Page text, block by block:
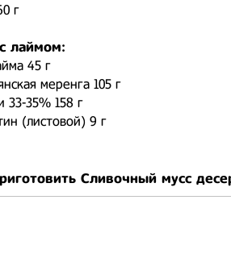
г
лаймом:
45 г
меренга 105 г
33-35% 158 г
(листовой) 9 г
Сливочный мусс